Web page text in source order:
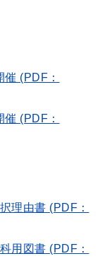
(PDF：
(PDF：
理由書 (PDF：
用図書 (PDF：